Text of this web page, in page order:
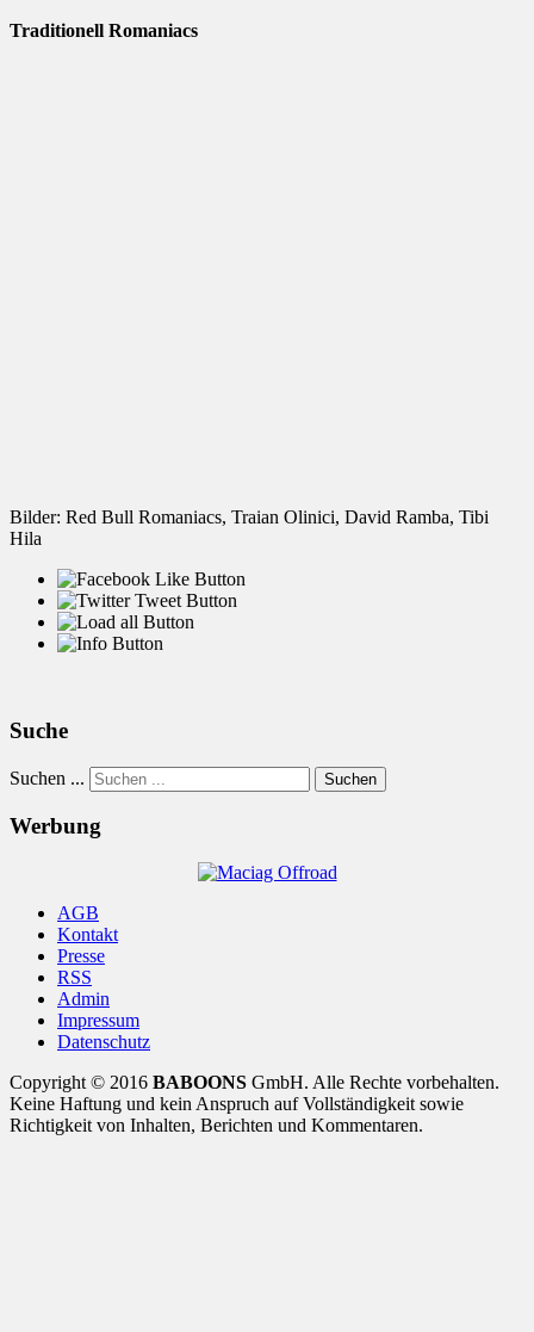
Traditionell Romaniacs
Bilder: Red Bull Romaniacs, Traian Olinici, David Ramba, Tibi
Hila
Suche
Suchen ... Suchen
Werbung
AGB
Kontakt
Presse
RSS
Admin
Impressum
Datenschutz
Copyright © 2016 BABOONS GmbH. Alle Rechte vorbehalten.
Keine Haftung und kein Anspruch auf Vollständigkeit sowie
Richtigkeit von Inhalten, Berichten und Kommentaren.